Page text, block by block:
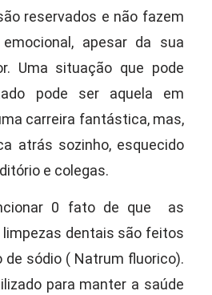
reservados e não fazem
apesar da sua
Uma situação que pode
pode ser aquela em
carreira fantástica, mas,
atrás sozinho, esquecido
e colegas.
0 fato de que as
dentais são feitos
de sódio ( Natrum fluorico).
para manter a saúde